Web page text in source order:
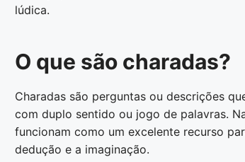
lúdica.
O que são charadas?
Charadas são perguntas ou descrições
com duplo sentido ou jogo de palavras.
funcionam como um excelente recurso
dedução e a imaginação.